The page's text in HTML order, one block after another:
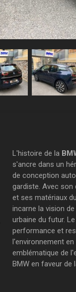
L'histoire de la
s'ancre dans un
de conception
gardiste. Avec son
et ses matériaux
incarne la vision
urbaine du futur.
performance et
l'environnement
emblématique de
BMW en faveur de